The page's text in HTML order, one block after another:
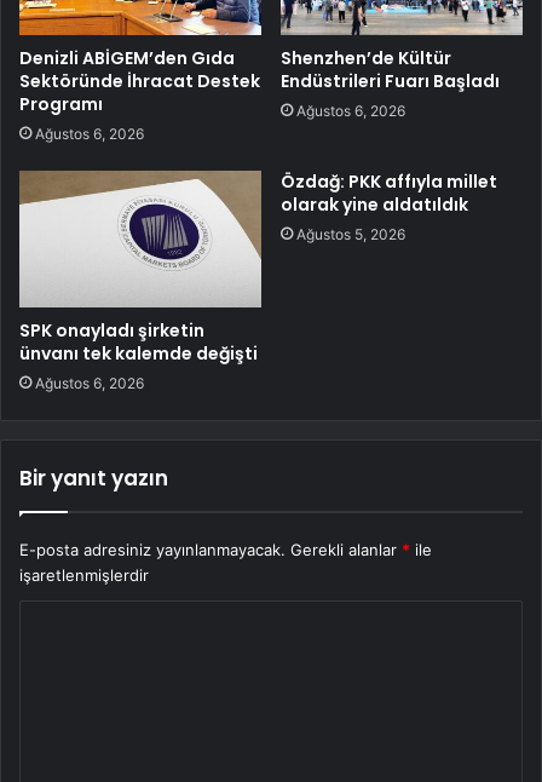
Denizli ABİGEM’den Gıda
Sektöründe İhracat Destek
Programı
Ağustos 6, 2026
Shenzhen’de Kültür
Endüstrileri Fuarı Başladı
Ağustos 6, 2026
SPK onayladı şirketin
ünvanı tek kalemde değişti
Ağustos 6, 2026
Özdağ: PKK affıyla millet
olarak yine aldatıldık
Ağustos 5, 2026
Bir yanıt yazın
E-posta adresiniz yayınlanmayacak. Gerekli alanlar * ile
işaretlenmişlerdir